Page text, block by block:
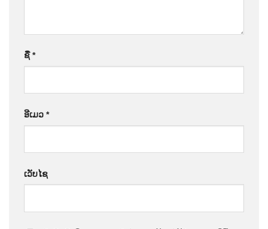
ຊື່*
ອີເມວ *
ເວັບໄຊ